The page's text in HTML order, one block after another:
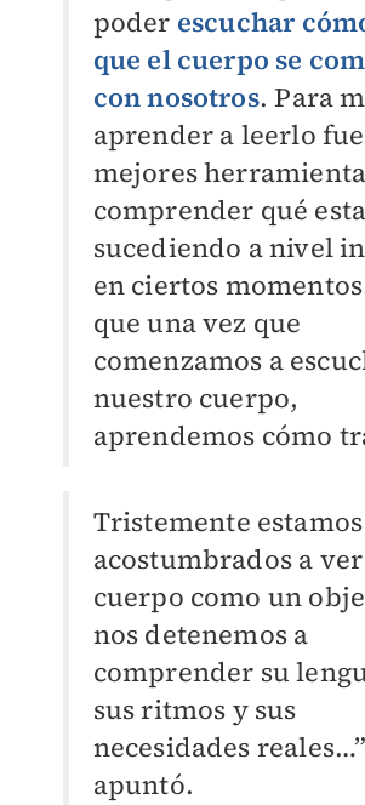
poder escuchar
que el cuerpo se
con nosotros. Para
aprender a leerlo
mejores
comprender qué
sucediendo a nivel
en ciertos
que una vez que
comenzamos a
nuestro cuerpo,
aprendemos cómo
Tristemente estamos
acostumbrados a
cuerpo como un
nos detenemos a
comprender su
sus ritmos y sus
necesidades
apuntó.